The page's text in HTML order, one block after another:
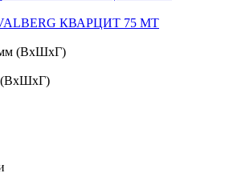
VALBERG КВАРЦИТ 75 МТ
мм (ВхШхГ)
(ВхШхГ)